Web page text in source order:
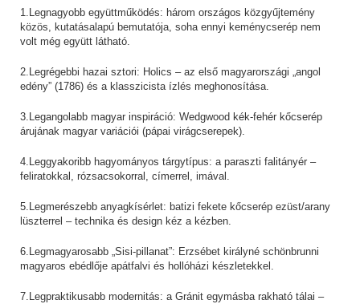
1.Legnagyobb együttműködés: három országos közgyűjtemény
közös, kutatásalapú bemutatója, soha ennyi keménycserép nem
volt még együtt látható.
2.Legrégebbi hazai sztori: Holics – az első magyarországi „angol
edény” (1786) és a klasszicista ízlés meghonosítása.
3.Legangolabb magyar inspiráció: Wedgwood kék-fehér kőcserép
árujának magyar variációi (pápai virágcserepek).
4.Leggyakoribb hagyományos tárgytípus: a paraszti falitányér –
feliratokkal, rózsacsokorral, címerrel, imával.
5.Legmerészebb anyagkísérlet: batizi fekete kőcserép ezüst/arany
lüszterrel – technika és design kéz a kézben.
6.Legmagyarosabb „Sisi-pillanat”: Erzsébet királyné schönbrunni
magyaros ebédlője apátfalvi és hollóházi készletekkel.
7.Legpraktikusabb modernitás: a Gránit egymásba rakható tálai –